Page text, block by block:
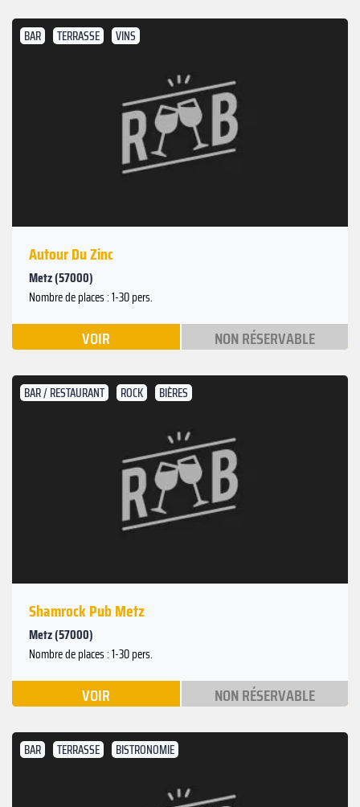
BAR TERRASSE VINS
Autour Du Zinc
Metz (57000)
Nombre de places : 1-30 pers.
VOIR NON RÉSERVABLE
BAR / RESTAURANT ROCK BIÈRES
Shamrock Pub Metz
Metz (57000)
Nombre de places : 1-30 pers.
VOIR NON RÉSERVABLE
BAR TERRASSE BISTRONOMIE